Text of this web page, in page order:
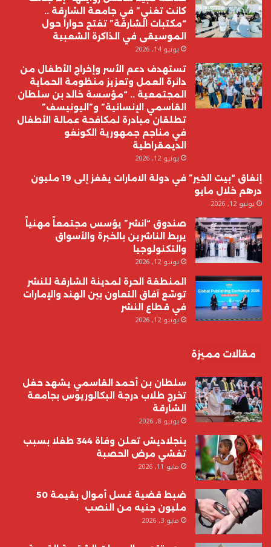
كانت تغني” في جامعة الشارقة ..
“مكتبات الشارقة” تفتح حواراً حول
الموسيقى في الذاكرة الشعبية
يونيو 14, 2026
تستهدف دعم الأسر وإخراج الأطفال من
دائرة العمل وتعزيز منظومة الحماية
المجتمعية .. “مؤسسة خالد بن سلطان
القاسمي الإنسانية” و”اليونيسف”
تطلقان مبادرة لمكافحة عمالة الأطفال
في مناجم جمهورية الكونغو
الديمقراطية
يونيو 12, 2026
إنفاق “بيت الخير” في دولة الامارات يقفز إلى 19 مليون
درهم خلال مايو
يونيو 12, 2026
صندوق “انشر” يؤسس مجتمعاً مهنياً
يربط الناشرين بالخبرة والأسواق
والتكنولوجيا
يونيو 12, 2026
المنطقة الحرة لمدينة الشارقة للنشر
توسّع آفاق التعاون بين الهند والإمارات
في قطاع النشر
يونيو 12, 2026
مقالات مميزة
سلطان بن أحمد القاسمي يشهد حفل
تخرج طلاب درجة البكالوريوس بجامعة
الشارقة
يونيو 8, 2026
بنجلاديش تعلن وفاة 344 طفلا بسبب
تفشي مرض الحصبة
مايو 11, 2026
ضبط قضية غسل أموال بقيمة 50
مليون جنيه من النصب
مايو 3, 2026